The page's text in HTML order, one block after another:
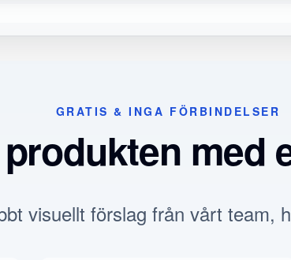
GRATIS & INGA FÖRBINDELSER
med
visuellt förslag från vårt team,